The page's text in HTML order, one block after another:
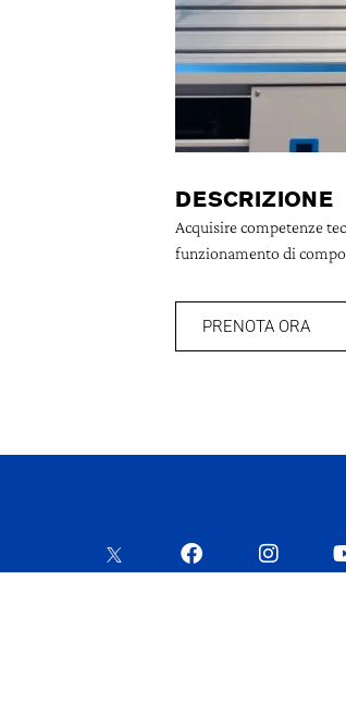
DESCRIZIONE
Acquisire competenze
funzionamento di
PRENOTA ORA